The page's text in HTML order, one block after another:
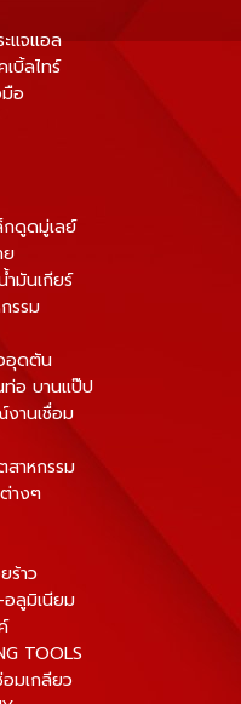
แจแอล
บิ้ลไทร์
อ
กดูดมู่เลย์
ย
มันเกียร์
รรม
อุดตัน
ท่อ บานแป๊ป
งานเชื่อม
สาหกรรม
างๆ
ร้าว
อลูมิเนียม
TOOLS
มเกลียว